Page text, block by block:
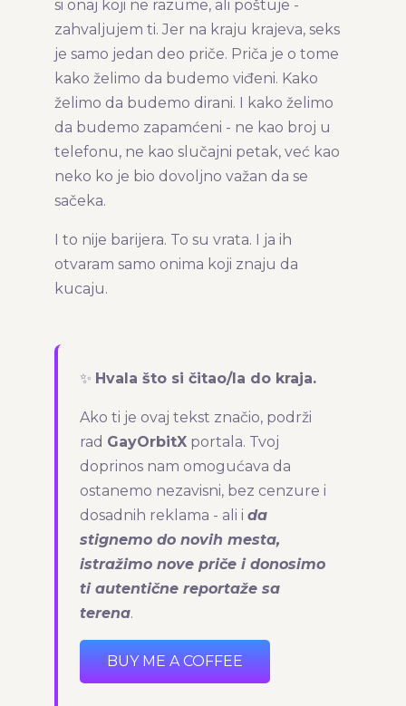
si onaj koji ne razume, ali poštuje -
zahvaljujem ti. Jer na kraju krajeva, seks
je samo jedan deo priče. Priča je o tome
kako želimo da budemo viđeni. Kako
želimo da budemo dirani. I kako želimo
da budemo zapamćeni - ne kao broj u
telefonu, ne kao slučajni petak, već kao
neko ko je bio dovoljno važan da se
sačeka.
I to nije barijera. To su vrata. I ja ih
otvaram samo onima koji znaju da
kucaju.
✨ Hvala što si čitao/la do kraja.
Ako ti je ovaj tekst značio, podrži
rad GayOrbitX portala. Tvoj
doprinos nam omogućava da
ostanemo nezavisni, bez cenzure i
dosadnih reklama - ali i da
stignemo do novih mesta,
istražimo nove priče i donosimo
ti autentične reportaže sa
terena.
BUY ME A COFFEE